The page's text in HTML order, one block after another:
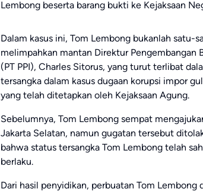
Lembong beserta barang bukti ke Kejaksaan
Dalam kasus ini, Tom Lembong bukanlah satu-
melimpahkan mantan Direktur Pengembangan
(PT PPI), Charles Sitorus, yang turut terlibat
tersangka dalam kasus dugaan korupsi impor
yang telah ditetapkan oleh Kejaksaan Agung.
Sebelumnya, Tom Lembong sempat
Jakarta Selatan, namun gugatan tersebut
bahwa status tersangka Tom Lembong telah
berlaku.
Dari hasil penyidikan, perbuatan Tom